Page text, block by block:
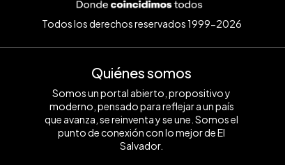
Todos los derechos reservados 1999-2026
Quiénes somos
Somos un portal abierto, propositivo y
moderno, pensado para reflejar a un país
que avanza, se reinventa y se une. Somos el
punto de conexión con lo mejor de El
Salvador.